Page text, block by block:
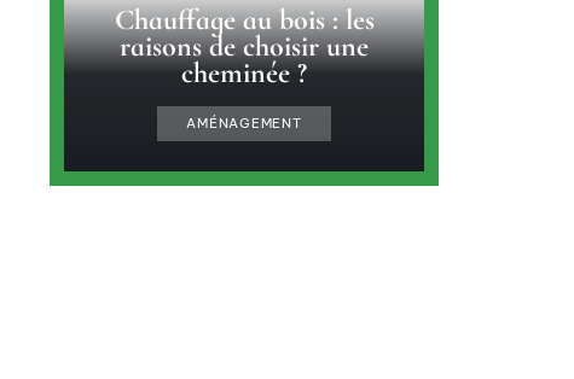
Chauffage au bois : les
raisons de choisir une
cheminée ?
AMÉNAGEMENT